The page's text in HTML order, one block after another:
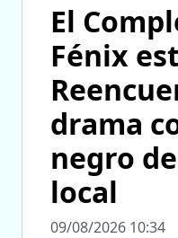
El
Fénix
drama
negro
local
09/08/2026 10:34